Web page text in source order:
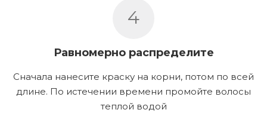
4
Равномерно распределите
Сначала нанесите краску на корни, потом по всей
длине. По истечении времени промойте волосы
теплой водой